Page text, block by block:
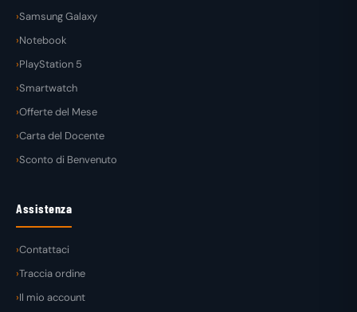
Samsung Galaxy
Notebook
PlayStation 5
Smartwatch
Offerte del Mese
Carta del Docente
Sconto di Benvenuto
Assistenza
Contattaci
Traccia ordine
Il mio account